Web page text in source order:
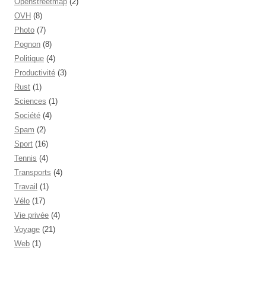
OVH (8)
Photo (7)
Pognon (8)
Politique (4)
Productivité (3)
Rust (1)
Sciences (1)
Société (4)
Spam (2)
Sport (16)
Tennis (4)
Transports (4)
Travail (1)
Vélo (17)
Vie privée (4)
Voyage (21)
Web (1)